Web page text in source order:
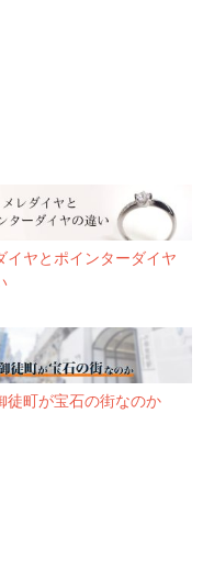
イヤとポインターダイヤ
徒町が宝石の街なのか